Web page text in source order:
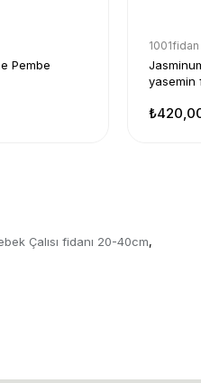
Pembe
1001fidan
yasemin
Çalısı fidanı 20-40cm,